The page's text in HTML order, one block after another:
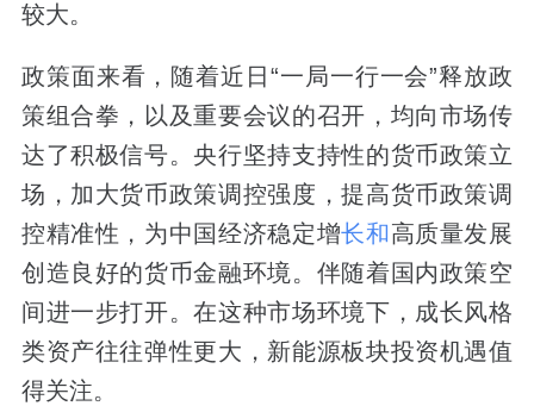
较大。
政策面来看，随着近日“一局一行一会”释放政
策组合拳，以及重要会议的召开，均向市场传
达了积极信号。央行坚持支持性的货币政策立
场，加大货币政策调控强度，提高货币政策调
控精准性，为中国经济稳定增长和高质量发展
创造良好的货币金融环境。伴随着国内政策空
间进一步打开。在这种市场环境下，成长风格
类资产往往弹性更大，新能源板块投资机遇值
得关注。